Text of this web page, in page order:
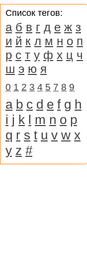
Список тегов:
а б в г д е ж з
и й к л м н о п
р с т у ф х ц ч
ш э ю я
0 1 2 3 4 5 7 8 9
a b c d e f g h
i j k l m n o p
q r s t u v w x
y z #